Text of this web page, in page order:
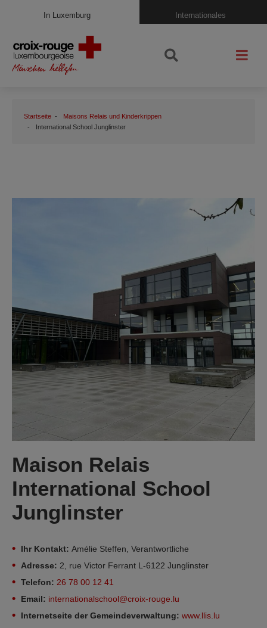
In Luxemburg Internationales
Startseite
Maisons Relais und Kinderkrippen
International School Junglinster
Maison Relais
International School
Junglinster
Ihr Kontakt: Amélie Steffen, Verantwortliche
Adresse: 2, rue Victor Ferrant L-6122 Junglinster
Telefon: 26 78 00 12 41
Email: internationalschool@croix-rouge.lu
Internetseite der Gemeindeverwaltung: www.llis.lu